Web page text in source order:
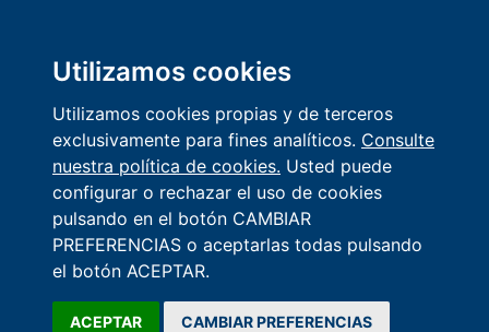
Utilizamos cookies
Utilizamos cookies propias y de terceros
exclusivamente para fines analíticos. Consulte
nuestra política de cookies. Usted puede
configurar o rechazar el uso de cookies
pulsando en el botón CAMBIAR
PREFERENCIAS o aceptarlas todas pulsando
el botón ACEPTAR.
ACEPTAR CAMBIAR PREFERENCIAS